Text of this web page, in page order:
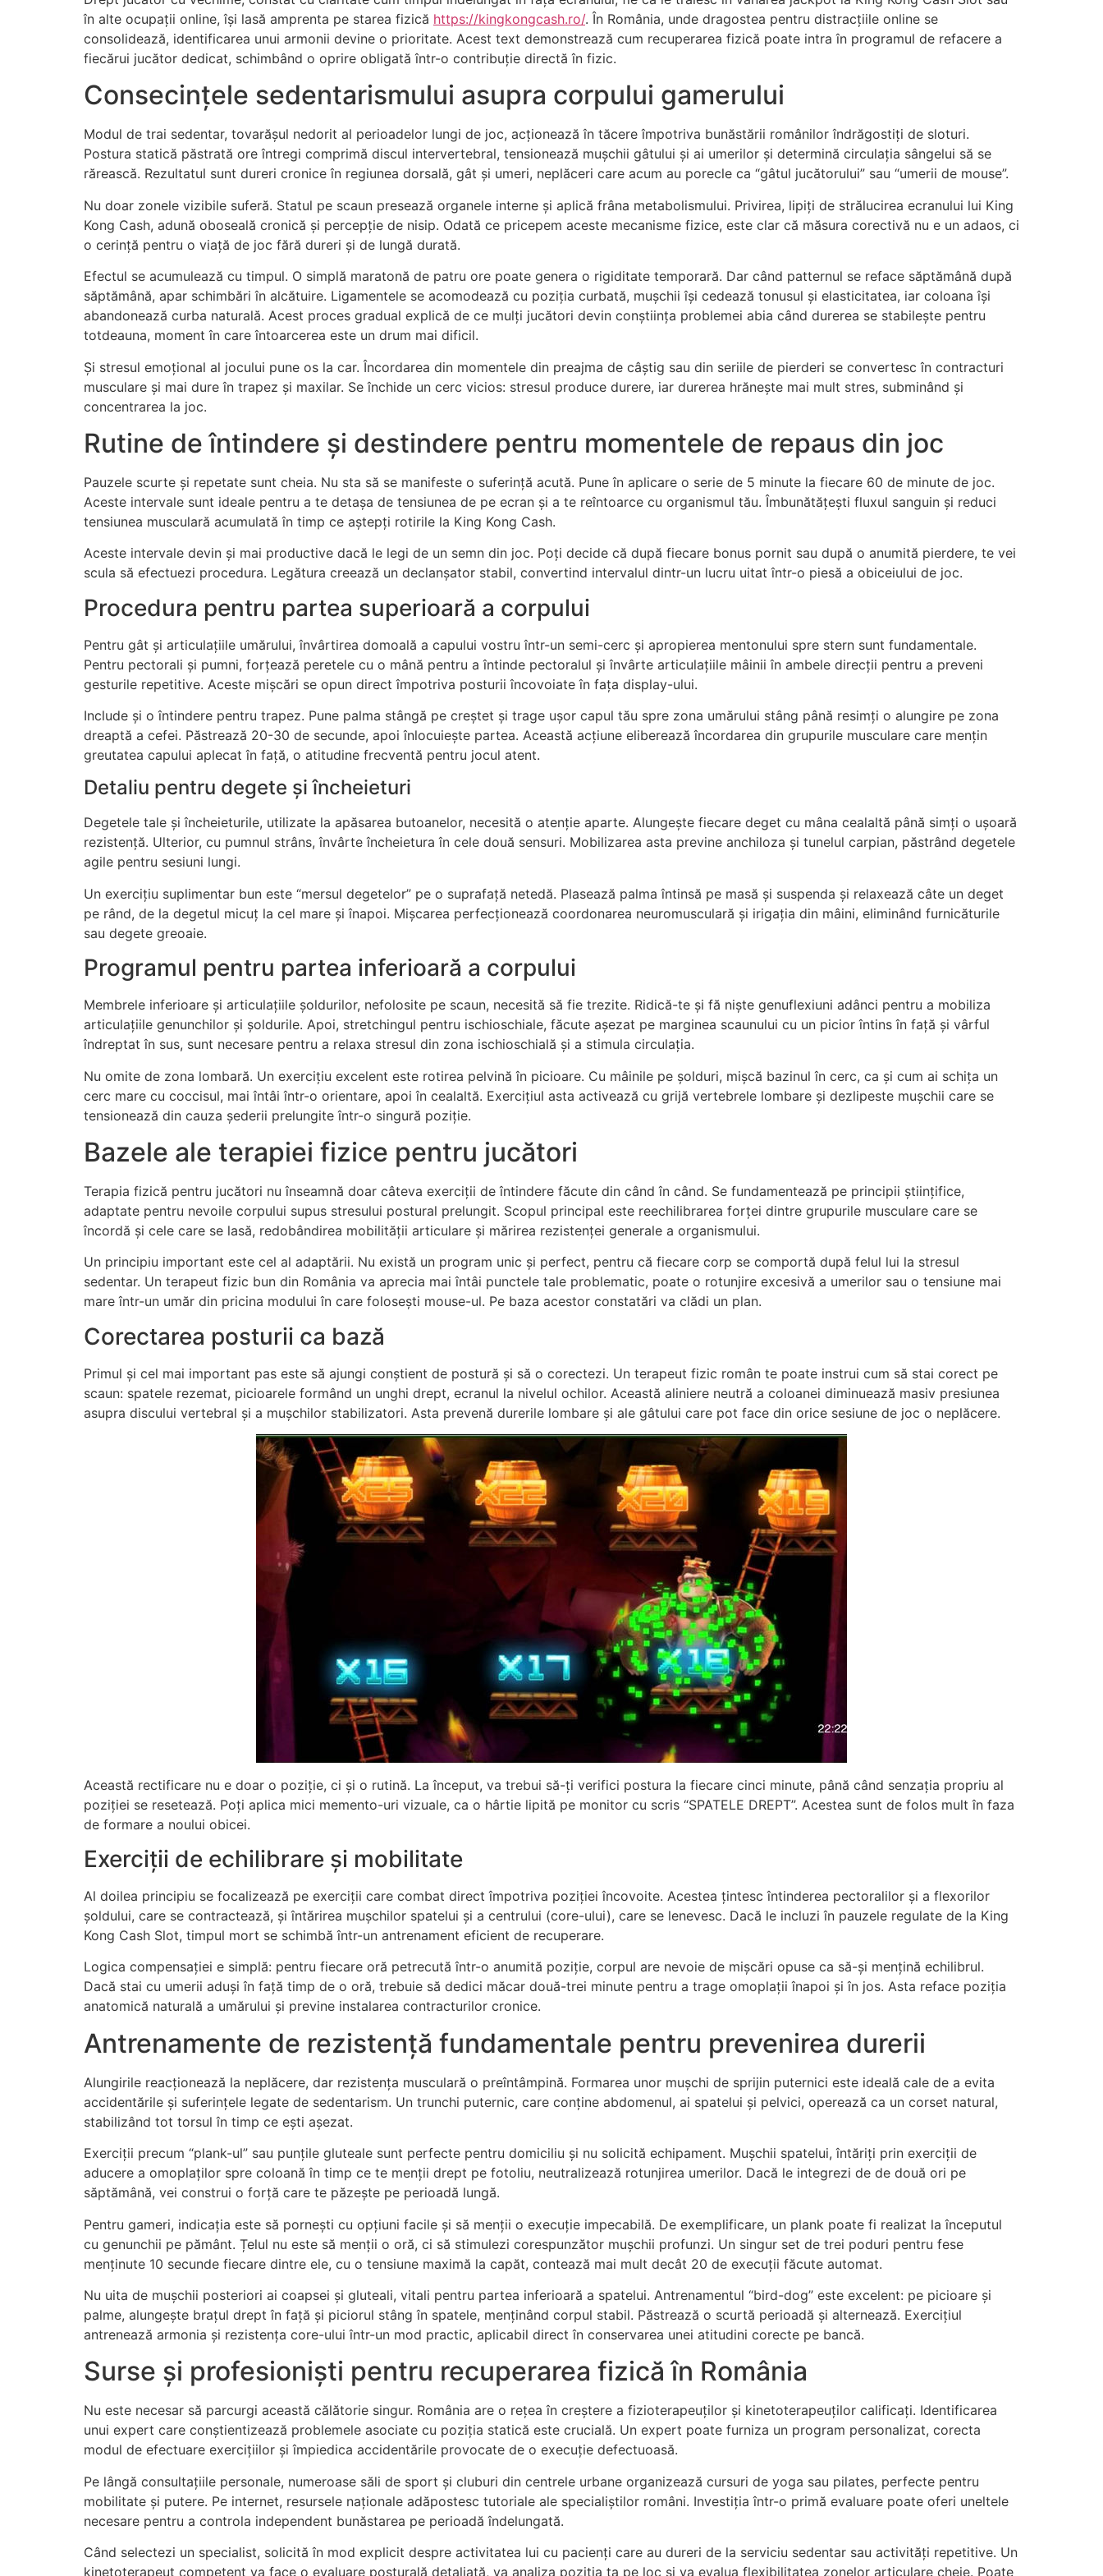
în alte ocupații online, își lasă amprenta pe starea fizică https://kingkongcash.ro/. În România, unde dragostea pentru distracțiile online se
consolidează, identificarea unui armonii devine o prioritate. Acest text demonstrează cum recuperarea fizică poate intra în programul de refacere a
fiecărui jucător dedicat, schimbând o oprire obligată într-o contribuție directă în fizic.
Consecințele sedentarismului asupra corpului gamerului
Modul de trai sedentar, tovarășul nedorit al perioadelor lungi de joc, acționează în tăcere împotriva bunăstării românilor îndrăgostiți de sloturi.
Postura statică păstrată ore întregi comprimă discul intervertebral, tensionează mușchii gâtului și ai umerilor și determină circulația sângelui să se
rărească. Rezultatul sunt dureri cronice în regiunea dorsală, gât și umeri, neplăceri care acum au porecle ca “gâtul jucătorului” sau “umerii de mouse”.
Nu doar zonele vizibile suferă. Statul pe scaun presează organele interne și aplică frâna metabolismului. Privirea, lipiți de strălucirea ecranului lui King
Kong Cash, adună oboseală cronică și percepție de nisip. Odată ce pricepem aceste mecanisme fizice, este clar că măsura corectivă nu e un adaos, ci
o cerință pentru o viață de joc fără dureri și de lungă durată.
Efectul se acumulează cu timpul. O simplă maratonă de patru ore poate genera o rigiditate temporară. Dar când patternul se reface săptămână după
săptămână, apar schimbări în alcătuire. Ligamentele se acomodează cu poziția curbată, mușchii își cedează tonusul și elasticitatea, iar coloana își
abandonează curba naturală. Acest proces gradual explică de ce mulți jucători devin conștiința problemei abia când durerea se stabilește pentru
totdeauna, moment în care întoarcerea este un drum mai dificil.
Și stresul emoțional al jocului pune os la car. Încordarea din momentele din preajma de câștig sau din seriile de pierderi se convertesc în contracturi
musculare și mai dure în trapez și maxilar. Se închide un cerc vicios: stresul produce durere, iar durerea hrănește mai mult stres, subminând și
concentrarea la joc.
Rutine de întindere și destindere pentru momentele de repaus din joc
Pauzele scurte și repetate sunt cheia. Nu sta să se manifeste o suferință acută. Pune în aplicare o serie de 5 minute la fiecare 60 de minute de joc.
Aceste intervale sunt ideale pentru a te detașa de tensiunea de pe ecran și a te reîntoarce cu organismul tău. Îmbunătățești fluxul sanguin și reduci
tensiunea musculară acumulată în timp ce aștepți rotirile la King Kong Cash.
Aceste intervale devin și mai productive dacă le legi de un semn din joc. Poți decide că după fiecare bonus pornit sau după o anumită pierdere, te vei
scula să efectuezi procedura. Legătura creează un declanșator stabil, convertind intervalul dintr-un lucru uitat într-o piesă a obiceiului de joc.
Procedura pentru partea superioară a corpului
Pentru gât și articulațiile umărului, învârtirea domoală a capului vostru într-un semi-cerc și apropierea mentonului spre stern sunt fundamentale.
Pentru pectorali și pumni, forțează peretele cu o mână pentru a întinde pectoralul și învârte articulațiile mâinii în ambele direcții pentru a preveni
gesturile repetitive. Aceste mișcări se opun direct împotriva posturii încovoiate în fața display-ului.
Include și o întindere pentru trapez. Pune palma stângă pe creștet și trage ușor capul tău spre zona umărului stâng până resimți o alungire pe zona
dreaptă a cefei. Păstrează 20-30 de secunde, apoi înlocuiește partea. Această acțiune eliberează încordarea din grupurile musculare care mențin
greutatea capului aplecat în față, o atitudine frecventă pentru jocul atent.
Detaliu pentru degete și încheieturi
Degetele tale și încheieturile, utilizate la apăsarea butoanelor, necesită o atenție aparte. Alungește fiecare deget cu mâna cealaltă până simți o ușoară
rezistență. Ulterior, cu pumnul strâns, învârte încheietura în cele două sensuri. Mobilizarea asta previne anchiloza și tunelul carpian, păstrând degetele
agile pentru sesiuni lungi.
Un exercițiu suplimentar bun este “mersul degetelor” pe o suprafață netedă. Plasează palma întinsă pe masă și suspenda și relaxează câte un deget
pe rând, de la degetul micuț la cel mare și înapoi. Mișcarea perfecționează coordonarea neuromusculară și irigația din mâini, eliminând furnicăturile
sau degete greoaie.
Programul pentru partea inferioară a corpului
Membrele inferioare și articulațiile șoldurilor, nefolosite pe scaun, necesită să fie trezite. Ridică-te și fă niște genuflexiuni adânci pentru a mobiliza
articulațiile genunchilor și șoldurile. Apoi, stretchingul pentru ischioschiale, făcute așezat pe marginea scaunului cu un picior întins în față și vârful
îndreptat în sus, sunt necesare pentru a relaxa stresul din zona ischioschială și a stimula circulația.
Nu omite de zona lombară. Un exercițiu excelent este rotirea pelvină în picioare. Cu mâinile pe șolduri, mișcă bazinul în cerc, ca și cum ai schița un
cerc mare cu coccisul, mai întâi într-o orientare, apoi în cealaltă. Exercițiul asta activează cu grijă vertebrele lombare și dezlipeste mușchii care se
tensionează din cauza șederii prelungite într-o singură poziție.
Bazele ale terapiei fizice pentru jucători
Terapia fizică pentru jucători nu înseamnă doar câteva exerciții de întindere făcute din când în când. Se fundamentează pe principii științifice,
adaptate pentru nevoile corpului supus stresului postural prelungit. Scopul principal este reechilibrarea forței dintre grupurile musculare care se
încordă și cele care se lasă, redobândirea mobilității articulare și mărirea rezistenței generale a organismului.
Un principiu important este cel al adaptării. Nu există un program unic și perfect, pentru că fiecare corp se comportă după felul lui la stresul
sedentar. Un terapeut fizic bun din România va aprecia mai întâi punctele tale problematic, poate o rotunjire excesivă a umerilor sau o tensiune mai
mare într-un umăr din pricina modului în care folosești mouse-ul. Pe baza acestor constatări va clădi un plan.
Corectarea posturii ca bază
Primul și cel mai important pas este să ajungi conștient de postură și să o corectezi. Un terapeut fizic român te poate instrui cum să stai corect pe
scaun: spatele rezemat, picioarele formând un unghi drept, ecranul la nivelul ochilor. Această aliniere neutră a coloanei diminuează masiv presiunea
asupra discului vertebral și a mușchilor stabilizatori. Asta prevenă durerile lombare și ale gâtului care pot face din orice sesiune de joc o neplăcere.
Această rectificare nu e doar o poziție, ci și o rutină. La început, va trebui să-ți verifici postura la fiecare cinci minute, până când senzația propriu al
poziției se resetează. Poți aplica mici memento-uri vizuale, ca o hârtie lipită pe monitor cu scris “SPATELE DREPT”. Acestea sunt de folos mult în faza
de formare a noului obicei.
Exerciții de echilibrare și mobilitate
Al doilea principiu se focalizează pe exerciții care combat direct împotriva poziției încovoite. Acestea țintesc întinderea pectoralilor și a flexorilor
șoldului, care se contractează, și întărirea mușchilor spatelui și a centrului (core-ului), care se lenevesc. Dacă le incluzi în pauzele regulate de la King
Kong Cash Slot, timpul mort se schimbă într-un antrenament eficient de recuperare.
Logica compensației e simplă: pentru fiecare oră petrecută într-o anumită poziție, corpul are nevoie de mișcări opuse ca să-și mențină echilibrul.
Dacă stai cu umerii aduși în față timp de o oră, trebuie să dedici măcar două-trei minute pentru a trage omoplații înapoi și în jos. Asta reface poziția
anatomică naturală a umărului și previne instalarea contracturilor cronice.
Antrenamente de rezistență fundamentale pentru prevenirea durerii
Alungirile reacționează la neplăcere, dar rezistența musculară o preîntâmpină. Formarea unor mușchi de sprijin puternici este ideală cale de a evita
accidentările și suferințele legate de sedentarism. Un trunchi puternic, care conține abdomenul, ai spatelui și pelvici, operează ca un corset natural,
stabilizând tot torsul în timp ce ești așezat.
Exerciții precum “plank-ul” sau punțile gluteale sunt perfecte pentru domiciliu și nu solicită echipament. Mușchii spatelui, întăriți prin exerciții de
aducere a omoplaților spre coloană în timp ce te menții drept pe fotoliu, neutralizează rotunjirea umerilor. Dacă le integrezi de de două ori pe
săptămână, vei construi o forță care te păzește pe perioadă lungă.
Pentru gameri, indicația este să pornești cu opțiuni facile și să menții o execuție impecabilă. De exemplificare, un plank poate fi realizat la începutul
cu genunchii pe pământ. Țelul nu este să menții o oră, ci să stimulezi corespunzător mușchii profunzi. Un singur set de trei poduri pentru fese
menținute 10 secunde fiecare dintre ele, cu o tensiune maximă la capăt, contează mai mult decât 20 de execuții făcute automat.
Nu uita de mușchii posteriori ai coapsei și gluteali, vitali pentru partea inferioară a spatelui. Antrenamentul “bird-dog” este excelent: pe picioare și
palme, alungește brațul drept în față și piciorul stâng în spatele, menținând corpul stabil. Păstrează o scurtă perioadă și alternează. Exercițiul
antrenează armonia și rezistența core-ului într-un mod practic, aplicabil direct în conservarea unei atitudini corecte pe bancă.
Surse și profesioniști pentru recuperarea fizică în România
Nu este necesar să parcurgi această călătorie singur. România are o rețea în creștere a fizioterapeuților și kinetoterapeuților calificați. Identificarea
unui expert care conștientizează problemele asociate cu poziția statică este crucială. Un expert poate furniza un program personalizat, corecta
modul de efectuare exercițiilor și împiedica accidentările provocate de o execuție defectuoasă.
Pe lângă consultațiile personale, numeroase săli de sport și cluburi din centrele urbane organizează cursuri de yoga sau pilates, perfecte pentru
mobilitate și putere. Pe internet, resursele naționale adăpostesc tutoriale ale specialiștilor români. Investiția într-o primă evaluare poate oferi uneltele
necesare pentru a controla independent bunăstarea pe perioadă îndelungată.
Când selectezi un specialist, solicită în mod explicit despre activitatea lui cu pacienți care au dureri de la serviciu sedentar sau activități repetitive. Un
kinetoterapeut competent va face o evaluare posturală detaliată, va analiza poziția ta pe loc și va evalua flexibilitatea zonelor articulare cheie. Poate